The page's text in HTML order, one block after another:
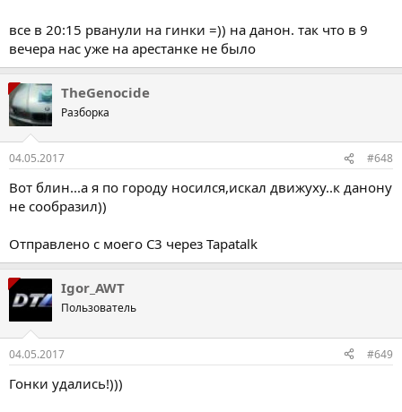
все в 20:15 рванули на гинки =)) на данон. так что в 9
вечера нас уже на арестанке не было
TheGenocide
Разборка
04.05.2017 #648
Вот блин...а я по городу носился,искал движуху..к данону
не сообразил))
Отправлено с моего C3 через Tapatalk
Igor_AWT
Пользователь
04.05.2017 #649
Гонки удались!)))